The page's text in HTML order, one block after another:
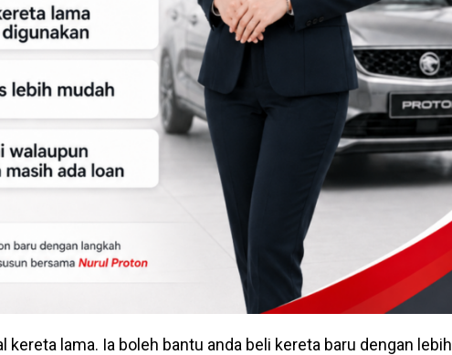
kereta lama. Ia boleh bantu anda beli kereta baru dengan lebih